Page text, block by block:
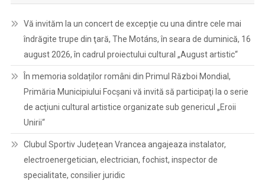
Vă invităm la un concert de excepţie cu una dintre cele mai
îndrăgite trupe din ţară, The Motáns, în seara de duminică, 16
august 2026, în cadrul proiectului cultural „August artistic“
În memoria soldaților români din Primul Război Mondial,
Primăria Municipiului Focșani vă invită să participaţi la o serie
de acţiuni cultural artistice organizate sub genericul „Eroii
Unirii“
Clubul Sportiv Județean Vrancea angajeaza instalator,
electroenergetician, electrician, fochist, inspector de
specialitate, consilier juridic